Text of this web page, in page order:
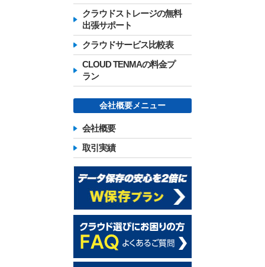
クラウドストレージの無料
出張サポート
クラウドサービス比較表
CLOUD TENMAの料金プ
ラン
会社概要メニュー
会社概要
取引実績